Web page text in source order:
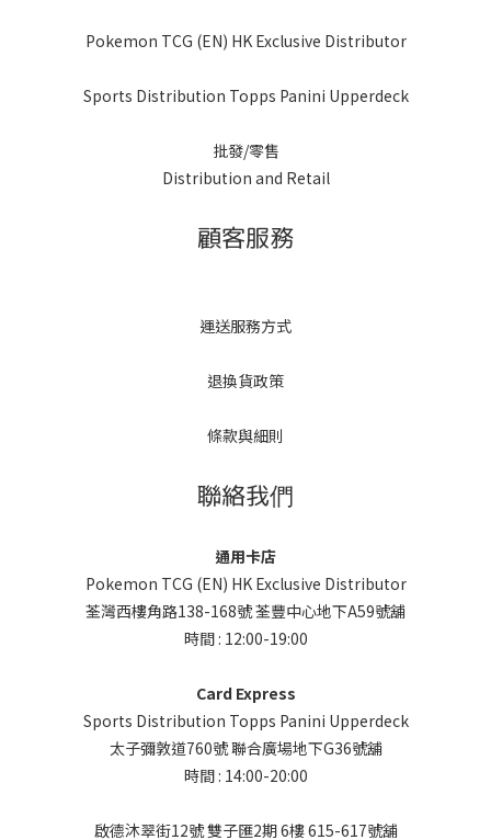
Pokemon TCG (EN) HK Exclusive Distributor
Sports Distribution Topps Panini Upperdeck
批發/零售
Distribution and Retail
顧客服務
運送服務方式
退換貨政策
條款與細則
聯絡我們
通用卡店
Pokemon TCG (EN) HK Exclusive Distributor
荃灣西樓角路138-168號 荃豐中心地下A59號舖
時間 : 12:00-19:00
Card Express
Sports Distribution Topps Panini Upperdeck
太子彌敦道760號 聯合廣場地下G36號舖
時間 : 14:00-20:00
啟德沐翠街12號 雙子匯2期 6樓 615-617號舖